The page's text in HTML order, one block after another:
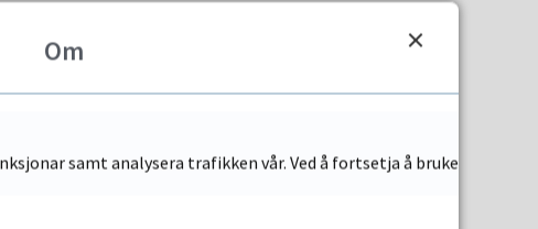
Om
samt analysera trafikken vår. Ved å fortsetja å bruke